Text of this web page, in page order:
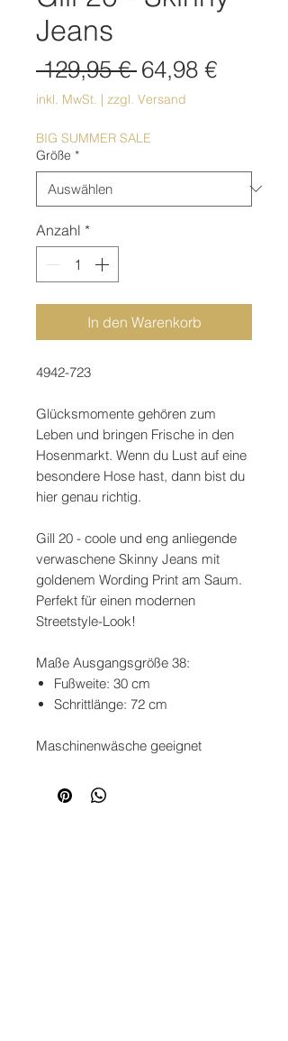
Jeans
129,95 € Standardpreis
64,98 €Sale-
inkl. MwSt. | zzgl. Versand
BIG SUMMER SALE
Größe *
Anzahl *
In den Warenkorb
4942-723
Glücksmomente gehören zum
Leben und bringen Frische in den
Hosenmarkt. Wenn du Lust auf eine
besondere Hose hast, dann bist du
hier genau richtig.
Gill 20 - coole und eng anliegende
verwaschene Skinny Jeans mit
goldenem Wording Print am Saum.
Perfekt für einen modernen
Streetstyle-Look!
Maße Ausgangsgröße 38:
Fußweite: 30 cm
Schrittlänge: 72 cm
Maschinenwäsche geeignet